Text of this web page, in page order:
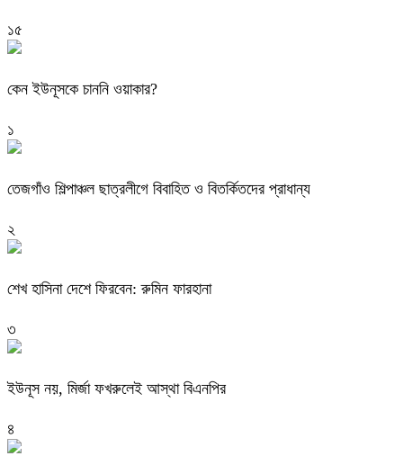
১৫
কেন ইউনূসকে চাননি ওয়াকার?
১
তেজগাঁও শিল্পাঞ্চল ছাত্রলীগে বিবাহিত ও বিতর্কিতদের প্রাধান্য
২
শেখ হাসিনা দেশে ফিরবেন: রুমিন ফারহানা
৩
ইউনূস নয়, মির্জা ফখরুলেই আস্থা বিএনপির
৪